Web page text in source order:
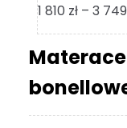
1 810 zł – 3 749